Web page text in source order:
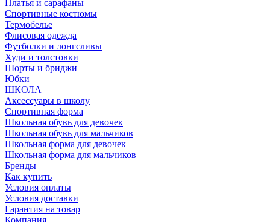
Платья и сарафаны
Спортивные костюмы
Термобелье
Флисовая одежда
Футболки и лонгсливы
Худи и толстовки
Шорты и бриджи
Юбки
ШКОЛА
Аксессуары в школу
Спортивная форма
Школьная обувь для девочек
Школьная обувь для мальчиков
Школьная форма для девочек
Школьная форма для мальчиков
Бренды
Как купить
Условия оплаты
Условия доставки
Гарантия на товар
Компания